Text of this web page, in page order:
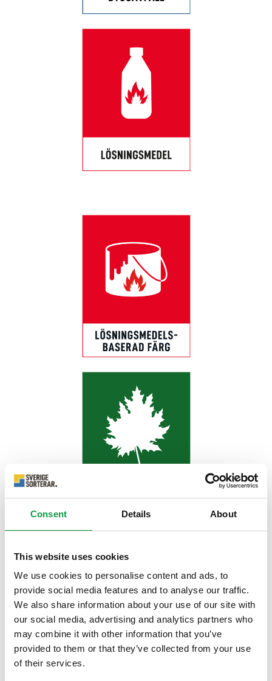
Consent Details About
This website uses cookies
We use cookies to personalise content and ads, to
provide social media features and to analyse our traffic.
We also share information about your use of our site with
our social media, advertising and analytics partners who
may combine it with other information that you’ve
provided to them or that they’ve collected from your use
of their services.
på burken och bytt namn på Invasiva arter till Invasiva
växter.
Samtliga nya symboler hittar du för nedladdning på
nedladdningsportalen under respektive kategori.
Ungefär två gånger om året kommer vi gå igenom inkomna